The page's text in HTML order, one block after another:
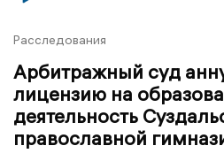
Расследования
Арбитражный суд
лицензию на
деятельность
православной